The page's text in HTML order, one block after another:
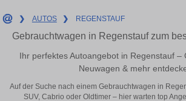
❯ AUTOS ❯ REGENSTAUF
Gebrauchtwagen in Regenstauf zum
Ihr perfektes Autoangebot in Regenstauf –
Neuwagen & mehr
Auf der Suche nach einem Gebrauchtwagen in
SUV, Cabrio oder Oldtimer – hier warten top